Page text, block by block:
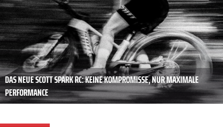
DAS NEUE SCOTT SPARK RC: KEINE KOMPROMISSE, NUR MAXIMALE
PERFORMANCE